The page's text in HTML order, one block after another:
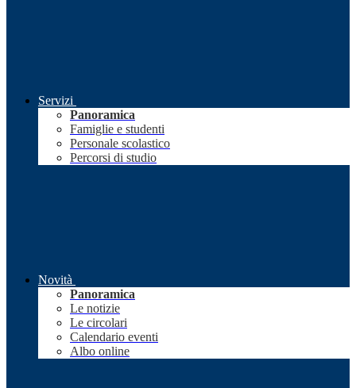
Servizi
Panoramica
Famiglie e studenti
Personale scolastico
Percorsi di studio
Novità
Panoramica
Le notizie
Le circolari
Calendario eventi
Albo online